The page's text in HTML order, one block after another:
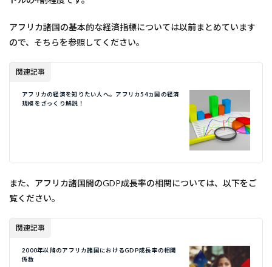
アフリカ諸国の基本的な経済指標については以前まとめています
ので、そちらを参照してください。
関連記事
アフリカの経済を知りたい人へ。アフリカ54ヵ国の経済
規模をざっくり解説！
また、アフリカ諸国間のGDP成長率の相関については、以下をご
覧ください。
関連記事
2000年以降のアフリカ諸国におけるGDP成長率の相関
係数